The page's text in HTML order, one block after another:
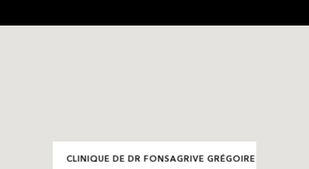
CLINIQUE DE DR FONSAGRIVE GRÉGOIRE